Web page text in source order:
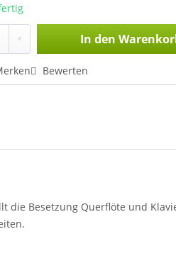
In den
Bewerten
die Besetzung Querflöte und